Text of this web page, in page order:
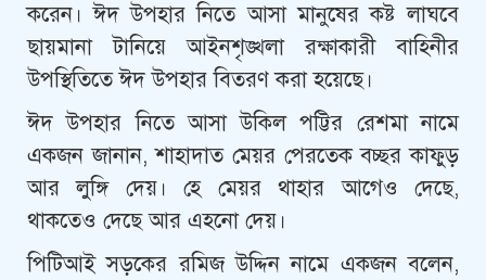
করেন। ঈদ উপহার নিতে আসা মানুষের কষ্ট লাঘবে
ছায়মানা টানিয়ে আইনশৃঙ্খলা রক্ষাকারী বাহিনীর
উপস্থিতিতে ঈদ উপহার বিতরণ করা হয়েছে।
ঈদ উপহার নিতে আসা উকিল পট্টির রেশমা নামে
একজন জানান, শাহাদাত মেয়র পেরতেক বচ্ছর কাফুড়
আর লুঙ্গি দেয়। হে মেয়র থাহার আগেও দেছে,
থাকতেও দেছে আর এহনো দেয়।
পিটিআই সড়কের রমিজ উদ্দিন নামে একজন বলেন,